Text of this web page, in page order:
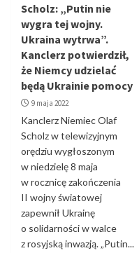
Scholz: „Putin nie
wygra tej wojny.
Ukraina wytrwa”.
Kanclerz potwierdził,
że Niemcy udzielać
będą Ukrainie pomocy
9 maja 2022
Kanclerz Niemiec Olaf
Scholz w telewizyjnym
orędziu wygłoszonym
w niedzielę 8 maja
w rocznicę zakończenia
II wojny światowej
zapewnił Ukrainę
o solidarności w walce
z rosyjską inwazją. „Putin...